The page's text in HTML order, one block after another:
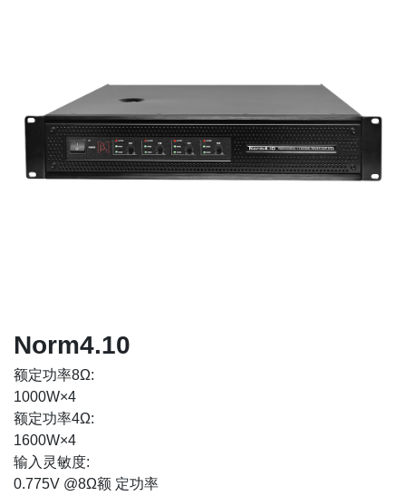
Norm4.10
额定功率8Ω:
1000W×4
额定功率4Ω:
1600W×4
输入灵敏度:
0.775V @8Ω额 定功率